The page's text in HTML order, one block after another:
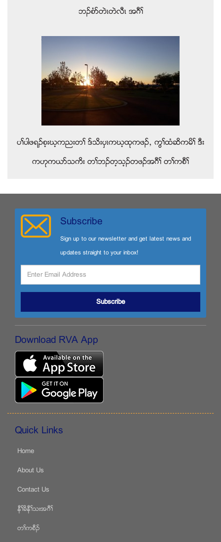
ဘဥစံဏတဲၚတဲလီၚ အဂီႈ
ပႈပါဖရဥစ့းဃ့ကညးတႈ ဒ္သိးပွၚကဃ့ထုကဖဥယ ကြႈထံဆိကမိႈ ဒီး
ကဟုကဎဏသကိး တႈဘဥတ့သ့ဥတဖဥအဂီႈ တႈကစီႈ
Subscribe
Sign up to our newsletter and get latest news and
updates straight to your inbox!
Subscribe
Download RVA App
Quick Links
Home
About Us
Contact Us
နီႈခိနီႈသးအဂီႈ
တႈကစီဥ